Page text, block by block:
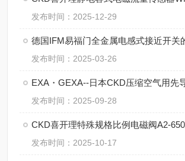
发布时间：2025-12-29
德国IFM易福门全金属电感式接近开关
发布时间：2025-03-26
发布时间：2025-09-28
CKD喜开理特殊规格比例电磁阀A2-
发布时间：2025-10-17